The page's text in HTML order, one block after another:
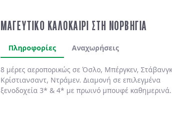
ΜΑΓΕΥΤΙΚΟ ΚΑΛΟΚΑΙΡΙ ΣΤΗ ΝΟΡΒΗΓΙΑ
Πληροφορίες Αναχωρήσεις
8 μέρες αεροπορικώς σε Όσλο, Μπέργκεν,
Κρίστιανσαντ, Ντράμεν. Διαμονή σε επιλεγμένα
ξενοδοχεία 3* & 4* με πρωινό μπουφέ καθημερινά.